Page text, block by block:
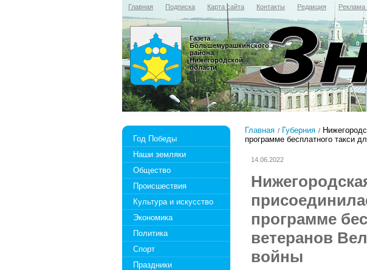
Главная Подписка Карта сайта Контакты Редакция Реклама
Газета
Большемурашкинского
района
Нижегородской
области
Год Победы
Наши земляки
Общество
Происшествия
Культура и искусство
Экономика
Политика
Спорт
Праздники
Главная Губерния
программе бесплатного такси
14.06.2022
программе
ветеранов
войны